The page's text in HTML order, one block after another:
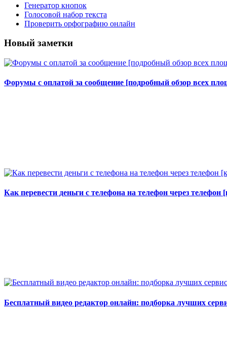
Генератор кнопок
Голосовой набор текста
Проверить орфографию онлайн
Новый заметки
Форумы с оплатой за сообщение [подробный обзор всех
Как перевести деньги с телефона на телефон через
Бесплатный видео редактор онлайн: подборка лучших